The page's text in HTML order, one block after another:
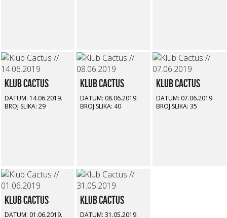
Klub Cactus
DATUM: 14.06.2019.
BROJ SLIKA: 29
Klub Cactus
DATUM: 08.06.2019.
BROJ SLIKA: 40
Klub Cactus
DATUM: 07.06.2019.
BROJ SLIKA: 35
Klub Cactus
DATUM: 01.06.2019.
Klub Cactus
DATUM: 31.05.2019.